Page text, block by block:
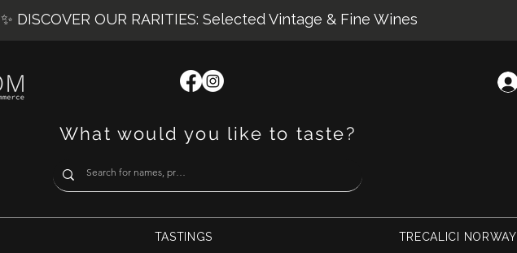
✨ DISCOVER OUR RARITIES: Selected Vintage & Fine Wines
What would you like to taste?
TASTINGS TRECALICI NORWAY